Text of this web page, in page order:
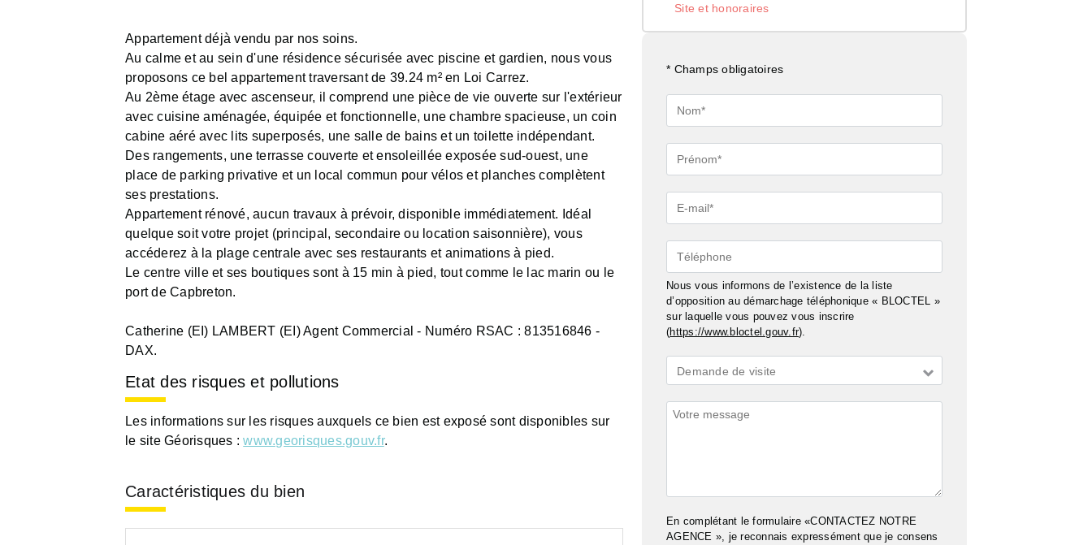
Appartement déjà vendu par nos soins.
Au calme et au sein d'une résidence sécurisée avec piscine et gardien, nous vous
proposons ce bel appartement traversant de 39.24 m² en Loi Carrez.
Au 2ème étage avec ascenseur, il comprend une pièce de vie ouverte sur l'extérieur
avec cuisine aménagée, équipée et fonctionnelle, une chambre spacieuse, un coin
cabine aéré avec lits superposés, une salle de bains et un toilette indépendant.
Des rangements, une terrasse couverte et ensoleillée exposée sud-ouest, une
place de parking privative et un local commun pour vélos et planches complètent
ses prestations.
Appartement rénové, aucun travaux à prévoir, disponible immédiatement. Idéal
quelque soit votre projet (principal, secondaire ou location saisonnière), vous
accéderez à la plage centrale avec ses restaurants et animations à pied.
Le centre ville et ses boutiques sont à 15 min à pied, tout comme le lac marin ou le
port de Capbreton.
Catherine (EI) LAMBERT (EI) Agent Commercial - Numéro RSAC : 813516846 -
DAX.
Etat des risques et pollutions
Les informations sur les risques auxquels ce bien est exposé sont disponibles sur
le site Géorisques :www.georisques.gouv.fr.
Caractéristiques du bien
Site et honoraires
* Champs obligatoires
Nom*
Prénom*
E-
mail*
Téléphone
Nous vous informons de l’existence de la liste
d’opposition au démarchage téléphonique « BLOCTEL »
sur laquelle vous pouvez vous inscrire
(https://www.bloctel.gouv.fr).
Demande
*
Demande de visite
Commentaires
En complétant le formulaire «CONTACTEZ NOTRE
AGENCE », je reconnais expressément que je consens